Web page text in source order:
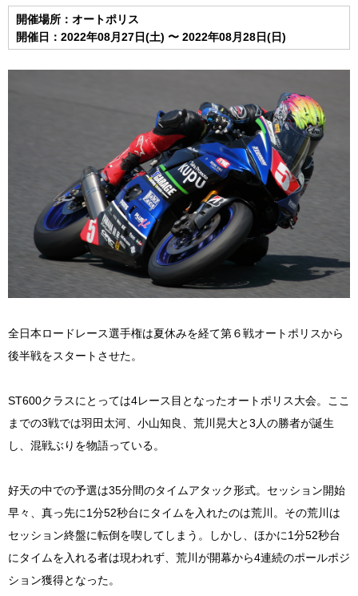
開催場所：オートポリス
開催日：2022年08月27日(土) 〜 2022年08月28日(日)
全日本ロードレース選手権は夏休みを経て第６戦オートポリスから
後半戦をスタートさせた。
ST600クラスにとっては4レース目となったオートポリス大会。ここ
までの3戦では羽田太河、小山知良、荒川晃大と3人の勝者が誕生
し、混戦ぶりを物語っている。
好天の中での予選は35分間のタイムアタック形式。セッション開始
早々、真っ先に1分52秒台にタイムを入れたのは荒川。その荒川は
セッション終盤に転倒を喫してしまう。しかし、ほかに1分52秒台
にタイムを入れる者は現われず、荒川が開幕から4連続のポールポジ
ション獲得となった。